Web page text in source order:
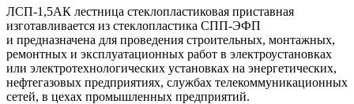
ЛСП-1,5АК лестница стеклопластиковая приставная
изготавливается из стеклопластика СПП-ЭФП
и предназначена для проведения строительных, монтажных,
ремонтных и эксплуатационных работ в электроустановках
или электротехнологических установках на энергетических,
нефтегазовых предприятиях, службах телекоммуникационных
сетей, в цехах промышленных предприятий.